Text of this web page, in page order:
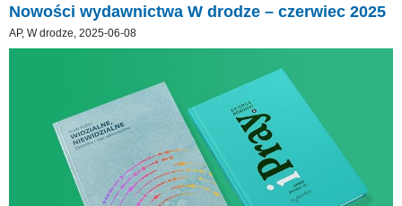
START
PROMOCJE
Szczególnie polecamy
Użyteczne porady
Szlachetne zdrowie
Mieszkaj wygodnie i bez barier
DLA BLISKICH
ZGŁOŚ OFERTĘ
O NAS
KONTAKT
Nowości wydawnictwa W drodze – czerwiec 2025
AP, W drodze, 2025-06-08